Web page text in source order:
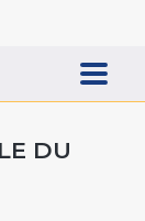
DU